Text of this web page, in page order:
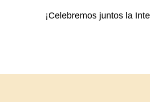
¡Celebremos juntos la